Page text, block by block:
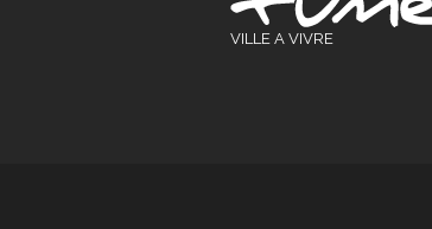
VILLE A VIVRE